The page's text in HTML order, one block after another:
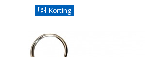
Korting